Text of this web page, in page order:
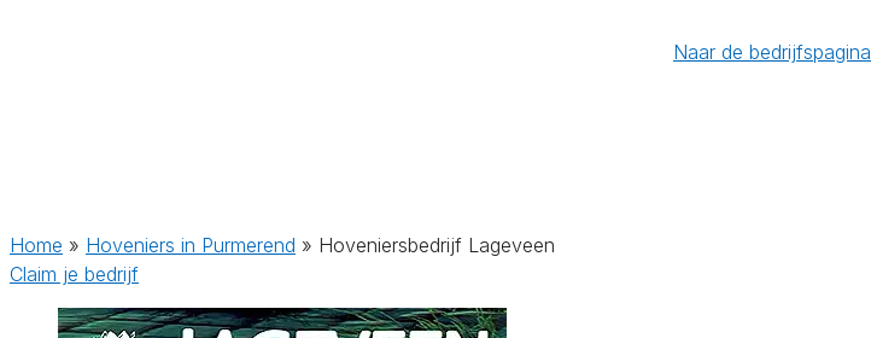
Naar de bedrijfspagina
Home » Hoveniers in Purmerend » Hoveniersbedrijf Lageveen
Claim je bedrijf